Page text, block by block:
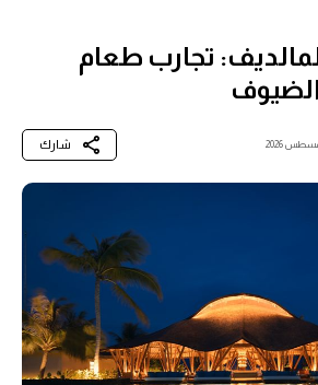
تجارب طعام
الضيوف
شارك